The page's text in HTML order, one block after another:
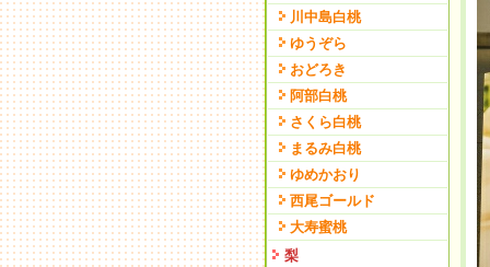
川中島白桃
ゆうぞら
おどろき
阿部白桃
さくら白桃
まるみ白桃
ゆめかおり
西尾ゴールド
大寿蜜桃
梨